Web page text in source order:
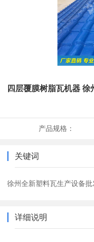
四层覆膜树脂瓦机器
产品规格：
关键词
徐州全新塑料瓦生产设备批
详细说明